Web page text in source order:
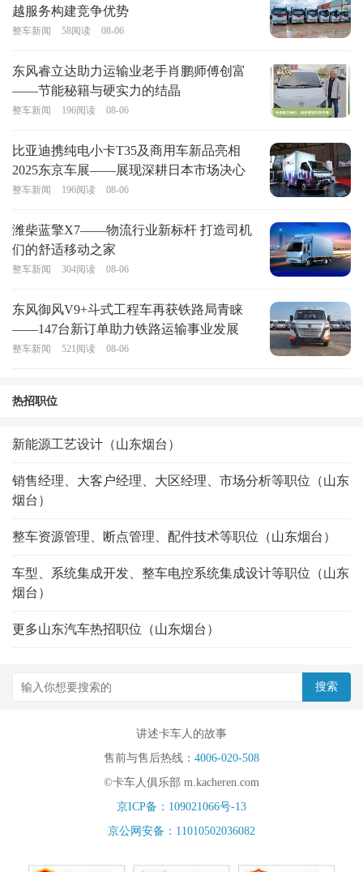
越服务构建竞争优势
整车新闻 58阅读 08-06
东风睿立达助力运输业老手肖鹏师傅创富
——节能秘籍与硬实力的结晶
整车新闻 196阅读 08-06
比亚迪携纯电小卡T35及商用车新品亮相
2025东京车展——展现深耕日本市场决心
整车新闻 196阅读 08-06
潍柴蓝擎X7——物流行业新标杆 打造司机
们的舒适移动之家
整车新闻 304阅读 08-06
东风御风V9+斗式工程车再获铁路局青睐
——147台新订单助力铁路运输事业发展
整车新闻 521阅读 08-06
热招职位
新能源工艺设计（山东烟台）
销售经理、大客户经理、大区经理、市场分析等职位（山东
烟台）
整车资源管理、断点管理、配件技术等职位（山东烟台）
车型、系统集成开发、整车电控系统集成设计等职位（山东
烟台）
更多山东汽车热招职位（山东烟台）
讲述卡车人的故事
售前与售后热线： 4006-020-508
©卡车人俱乐部 m.kacheren.com
京ICP备：109021066号-13
京公网安备：11010502036082